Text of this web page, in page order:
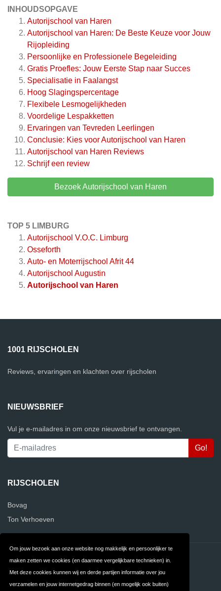
Om jouw bezoek aan onze website nog makkelijk en persoonlijker te
maken zetten we cookies (en daarmee vergelijkbare technieken) in.
Met deze cookies kunnen wij en derde partijen informatie over jou
verzamelen en jouw internetgedrag binnen (en mogelijk ook buiten)
INHOUDSOPGAVE
Autorijschool van Haren
Autorijschool van Haren: De Beste Keuze voor Jouw
Rijopleiding
Persoonlijke en Professionele Begeleiding
Gratis Proefles: Jouw Eerste Stap naar Succes
Specialisatie in Faalangst
Hoog Slagingspercentage
Flexibele Lesmogelijkheden
Voordelige Lespakketten
Ervaringen van Tevreden Leerlingen
Conclusie: Kies voor Autorijschool van Haren
Autorijschool van Haren Reviews
Schrijf een review
Bezoek Autorijschool van Haren
TOP 5 LIMBURG
Autorijschool V.O.C. Limburg
Osseforth
Auto- en Moterrijschool Afrit 44
Autorijschool Augustin
Autorijschool van Haren
1001 RIJSCHOLEN
Reviews, ervaringen en klachten over rijscholen
NIEUWSBRIEF
Vul je e-mailadres in om onze nieuwsbrief te ontvangen.
RIJSCHOLEN
Bovag
Ton Verhoeven
Contact Privacy
Algemene FAQ